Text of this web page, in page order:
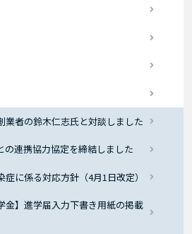
業者の鈴木仁志氏と対談しました
の連携協力協定を締結しました
に係る対応方針（4月1日改定）
金】進学届入力下書き用紙の掲載